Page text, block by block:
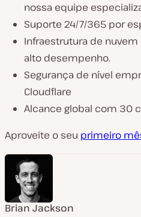
nossa equipe
Suporte 24/7/365 por
Infraestrutura de
alto desempenho.
Segurança de nível
Cloudflare
Alcance global com 30
Aproveite o seu primeiro
Brian Jackson